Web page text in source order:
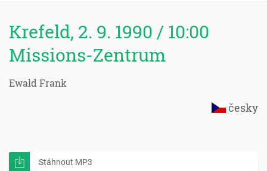
Krefeld, 2. 9. 1990 / 10:00
Missions-Zentrum
Ewald Frank
česky
Stáhnout MP3